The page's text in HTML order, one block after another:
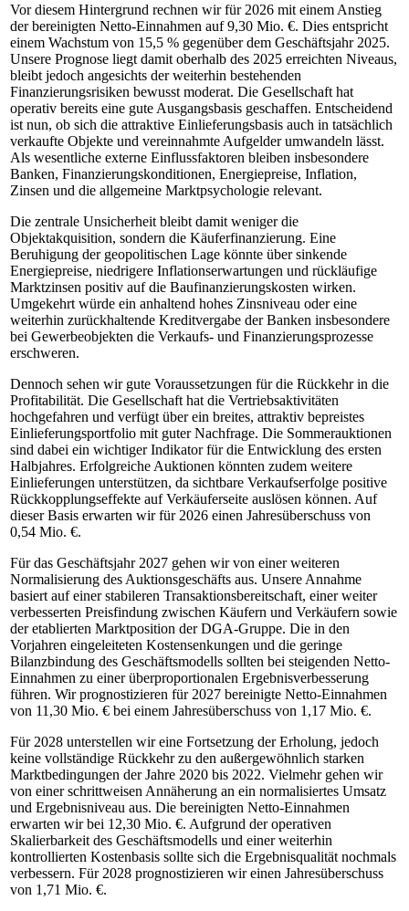
Vor diesem Hintergrund rechnen wir für 2026 mit einem Anstieg
der bereinigten Netto-Einnahmen auf 9,30 Mio. €. Dies entspricht
einem Wachstum von 15,5 % gegenüber dem Geschäftsjahr 2025.
Unsere Prognose liegt damit oberhalb des 2025 erreichten Niveaus,
bleibt jedoch angesichts der weiterhin bestehenden
Finanzierungsrisiken bewusst moderat. Die Gesellschaft hat
operativ bereits eine gute Ausgangsbasis geschaffen. Entscheidend
ist nun, ob sich die attraktive Einlieferungsbasis auch in tatsächlich
verkaufte Objekte und vereinnahmte Aufgelder umwandeln lässt.
Als wesentliche externe Einflussfaktoren bleiben insbesondere
Banken, Finanzierungskonditionen, Energiepreise, Inflation,
Zinsen und die allgemeine Marktpsychologie relevant.
Die zentrale Unsicherheit bleibt damit weniger die
Objektakquisition, sondern die Käuferfinanzierung. Eine
Beruhigung der geopolitischen Lage könnte über sinkende
Energiepreise, niedrigere Inflationserwartungen und rückläufige
Marktzinsen positiv auf die Baufinanzierungskosten wirken.
Umgekehrt würde ein anhaltend hohes Zinsniveau oder eine
weiterhin zurückhaltende Kreditvergabe der Banken insbesondere
bei Gewerbeobjekten die Verkaufs- und Finanzierungsprozesse
erschweren.
Dennoch sehen wir gute Voraussetzungen für die Rückkehr in die
Profitabilität. Die Gesellschaft hat die Vertriebsaktivitäten
hochgefahren und verfügt über ein breites, attraktiv bepreistes
Einlieferungsportfolio mit guter Nachfrage. Die Sommerauktionen
sind dabei ein wichtiger Indikator für die Entwicklung des ersten
Halbjahres. Erfolgreiche Auktionen könnten zudem weitere
Einlieferungen unterstützen, da sichtbare Verkaufserfolge positive
Rückkopplungseffekte auf Verkäuferseite auslösen können. Auf
dieser Basis erwarten wir für 2026 einen Jahresüberschuss von
0,54 Mio. €.
Für das Geschäftsjahr 2027 gehen wir von einer weiteren
Normalisierung des Auktionsgeschäfts aus. Unsere Annahme
basiert auf einer stabileren Transaktionsbereitschaft, einer weiter
verbesserten Preisfindung zwischen Käufern und Verkäufern sowie
der etablierten Marktposition der DGA-Gruppe. Die in den
Vorjahren eingeleiteten Kostensenkungen und die geringe
Bilanzbindung des Geschäftsmodells sollten bei steigenden Netto-
Einnahmen zu einer überproportionalen Ergebnisverbesserung
führen. Wir prognostizieren für 2027 bereinigte Netto-Einnahmen
von 11,30 Mio. € bei einem Jahresüberschuss von 1,17 Mio. €.
Für 2028 unterstellen wir eine Fortsetzung der Erholung, jedoch
keine vollständige Rückkehr zu den außergewöhnlich starken
Marktbedingungen der Jahre 2020 bis 2022. Vielmehr gehen wir
von einer schrittweisen Annäherung an ein normalisiertes Umsatz
und Ergebnisniveau aus. Die bereinigten Netto-Einnahmen
erwarten wir bei 12,30 Mio. €. Aufgrund der operativen
Skalierbarkeit des Geschäftsmodells und einer weiterhin
kontrollierten Kostenbasis sollte sich die Ergebnisqualität nochmals
verbessern. Für 2028 prognostizieren wir einen Jahresüberschuss
von 1,71 Mio. €.